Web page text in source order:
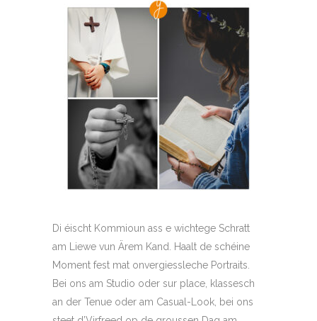
Di éischt Kommioun ass e wichtege Schratt
am Liewe vun Ärem Kand. Haalt de schéine
Moment fest mat onvergiessleche Portraits.
Bei ons am Studio oder sur place, klassesch
an der Tenue oder am Casual-Look, bei ons